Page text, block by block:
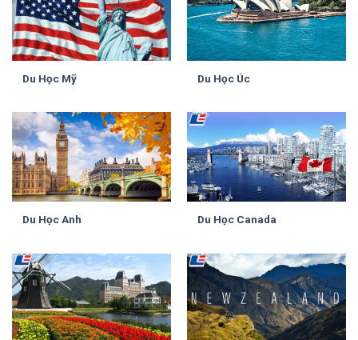
Du Học Mỹ Du Học Úc
Du Học Anh Du Học Canada